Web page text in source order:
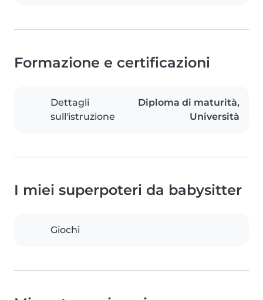
Formazione e certificazioni
Dettagli
sull'istruzione
Diploma di maturità,
Università
I miei superpoteri da babysitter
Giochi